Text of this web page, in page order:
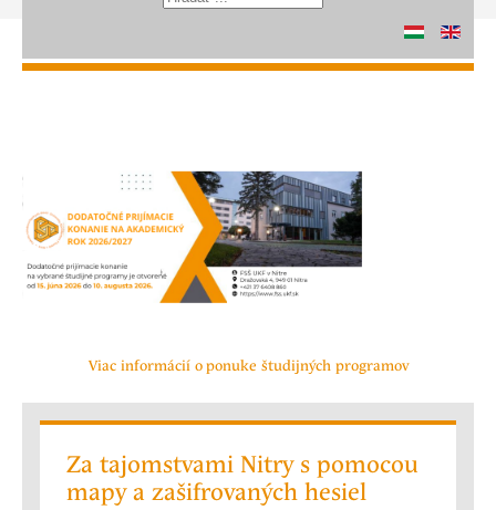
Viac informácií o ponuke študijných programov
Za tajomstvami Nitry s pomocou
mapy a zašifrovaných hesiel